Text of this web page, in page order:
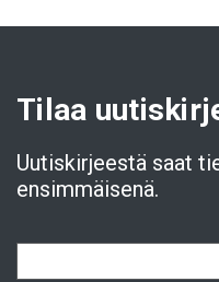
Tilaa
Uutiskirjeestä saat
ensimmäisenä.